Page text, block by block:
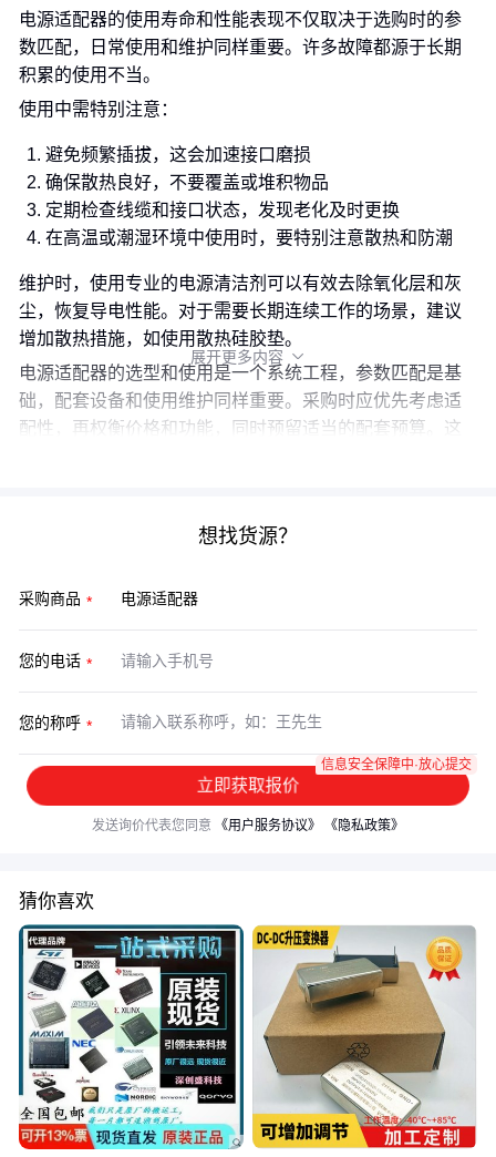
电源适配器的使用寿命和性能表现不仅取决于选购时的参
数匹配，日常使用和维护同样重要。许多故障都源于长期
积累的使用不当。
使用中需特别注意：
避免频繁插拔，这会加速接口磨损
确保散热良好，不要覆盖或堆积物品
定期检查线缆和接口状态，发现老化及时更换
在高温或潮湿环境中使用时，要特别注意散热和防潮
维护时，使用专业的电源清洁剂可以有效去除氧化层和灰
尘，恢复导电性能。对于需要长期连续工作的场景，建议
增加散热措施，如使用散热硅胶垫。
电源适配器的选型和使用是一个系统工程，参数匹配是基
础，配套设备和使用维护同样重要。采购时应优先考虑适
配性，再权衡价格和功能，同时预留适当的配套预算。这
展开更多内容 
想找货源？
采购商品
您的电话
您的称呼
立即获取报价
信息安全保障中·放心提交
发送询价代表您同意 《用户服务协议》 《隐私政策》
猜你喜欢